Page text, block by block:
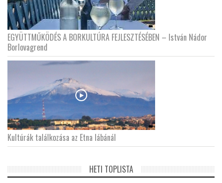
EGYÜTTMŰKÖDÉS A BORKULTÚRA FEJLESZTÉSÉBEN – István Nádor
Borlovagrend
Kultúrák találkozása az Etna lábánál
HETI TOPLISTA